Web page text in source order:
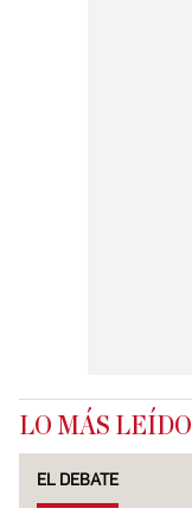
LO MÁS LEÍDO
EL DEBATE